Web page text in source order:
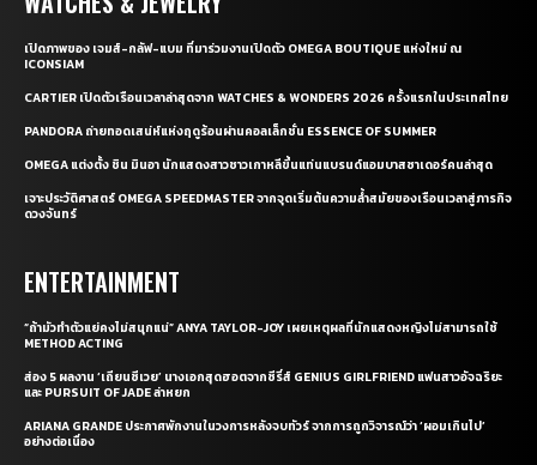
เปิดภาพของ เจมส์-กลัฟ-แบม ที่มาร่วมงานเปิดตัว OMEGA BOUTIQUE แห่งใหม่ ณ
ICONSIAM
CARTIER เปิดตัวเรือนเวลาล่าสุดจาก WATCHES & WONDERS 2026 ครั้งแรกในประเทศไทย
PANDORA ถ่ายทอดเสน่ห์แห่งฤดูร้อนผ่านคอลเล็กชั่น ESSENCE OF SUMMER
OMEGA แต่งตั้ง ชิน มินอา นักแสดงสาวชาวเกาหลีขึ้นแท่นแบรนด์แอมบาสซาเดอร์คนล่าสุด
เจาะประวัติศาสตร์ OMEGA SPEEDMASTER จากจุดเริ่มต้นความล้ำสมัยของเรือนเวลาสู่ภารกิจ
ดวงจันทร์
ENTERTAINMENT
“ถ้ามัวทำตัวแย่คงไม่สนุกแน่” ANYA TAYLOR-JOY เผยเหตุผลที่นักแสดงหญิงไม่สามารถใช้
METHOD ACTING
ส่อง 5 ผลงาน ‘เถียนซีเวย’ นางเอกสุดฮอตจากซีรี่ส์ GENIUS GIRLFRIEND แฟนสาวอัจฉริยะ
และ PURSUIT OF JADE ล่าหยก
ARIANA GRANDE ประกาศพักงานในวงการหลังจบทัวร์ จากการถูกวิจารณ์ว่า ‘ผอมเกินไป’
อย่างต่อเนื่อง